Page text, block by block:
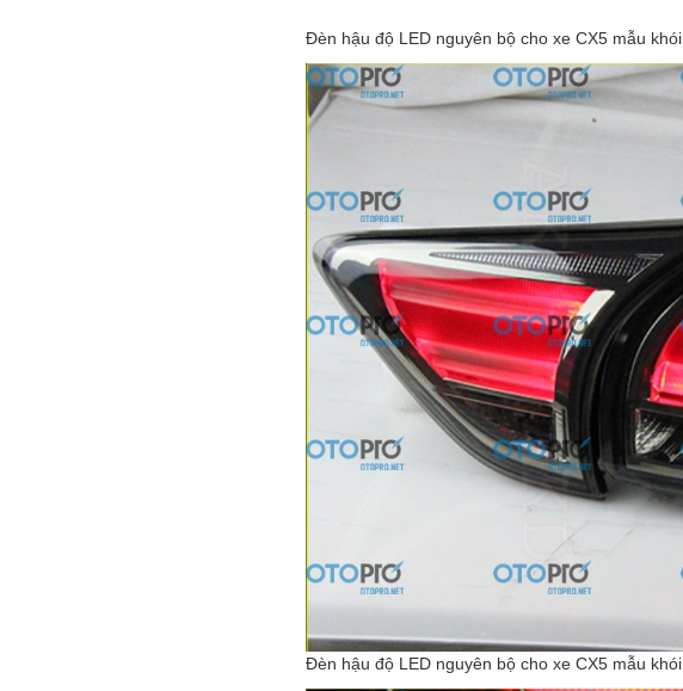
Đèn hậu độ LED nguyên bộ cho xe CX5 mẫu khói
Đèn hậu độ LED nguyên bộ cho xe CX5 mẫu khói